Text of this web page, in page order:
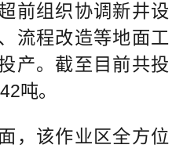
前组织协调新井设
流程改造等地面工
产。截至目前共投
吨。
该作业区全方位